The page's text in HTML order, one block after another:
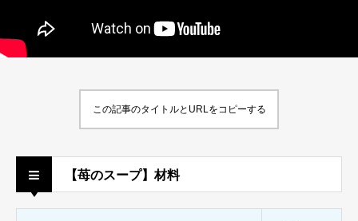
この記事のタイトルとURLをコピーする
【苺のスープ】材料